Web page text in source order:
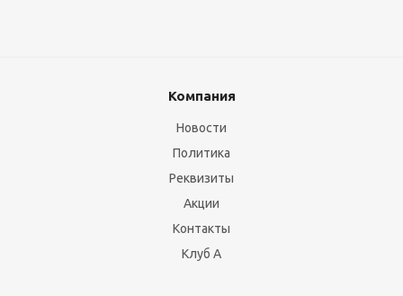
Компания
Новости
Политика
Реквизиты
Акции
Контакты
Клуб А